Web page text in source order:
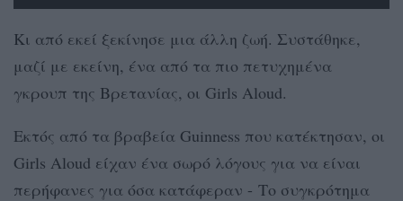
Κι από εκεί ξεκίνησε μια άλλη ζωή. Συστάθηκε,
μαζί με εκείνη, ένα από τα πιο πετυχημένα
γκρουπ της Βρετανίας, οι Girls Aloud.
Eκτός από τα βραβεία Guinness που κατέκτησαν, οι
Girls Aloud είχαν ένα σωρό λόγους για να είναι
περήφανες για όσα κατάφεραν - Το συγκρότημα